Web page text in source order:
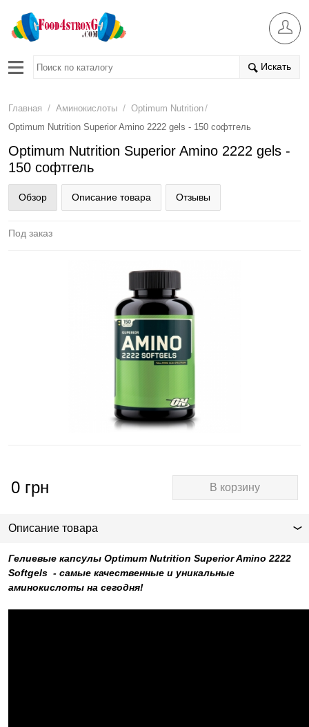
Искать
Главная / Аминокислоты / Optimum Nutrition/
Optimum Nutrition Superior Amino 2222 gels - 150 софтгель
Optimum Nutrition Superior Amino 2222 gels -
150 софтгель
Обзор Описание товара Отзывы
Под заказ
0 грн В корзину
Описание товара
Гелиевые капсулы Optimum Nutrition Superior Amino 2222
Softgels - самые качественные и уникальные
аминокислоты на сегодня!